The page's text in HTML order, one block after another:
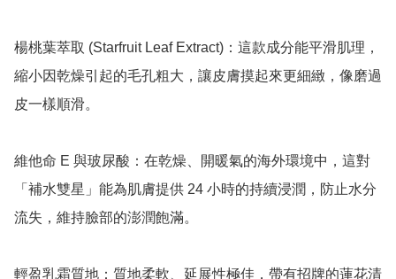
楊桃葉萃取 (Starfruit Leaf Extract)：這款成分能平滑肌理，
縮小因乾燥引起的毛孔粗大，讓皮膚摸起來更細緻，像磨過
皮一樣順滑。
維他命 E 與玻尿酸：在乾燥、開暖氣的海外環境中，這對
「補水雙星」能為肌膚提供 24 小時的持續浸潤，防止水分
流失，維持臉部的澎潤飽滿。
輕盈乳霜質地：質地柔軟、延展性極佳，帶有招牌的蓮花清